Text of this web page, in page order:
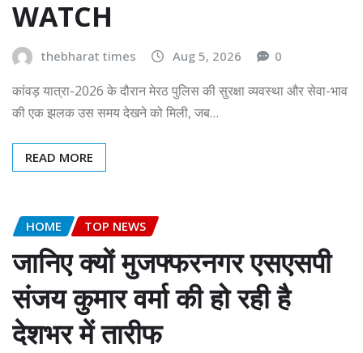
WATCH
thebharat times Aug 5, 2026 0
कांवड़ यात्रा-2026 के दौरान मेरठ पुलिस की सुरक्षा व्यवस्था और सेवा-भाव
की एक झलक उस समय देखने को मिली, जब…
READ MORE
HOME TOP NEWS
जानिए क्यों मुजफ्फरनगर एसएसपी
संजय कुमार वर्मा की हो रही है
देशभर में तारीफ